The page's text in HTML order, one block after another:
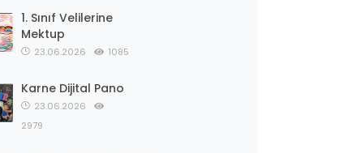
1. Sınıf Velilerine
Mektup
23.06.2026 1085
Karne Dijital Pano
23.06.2026
2979